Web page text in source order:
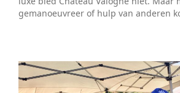
gemanoeuvreer of hulp van anderen